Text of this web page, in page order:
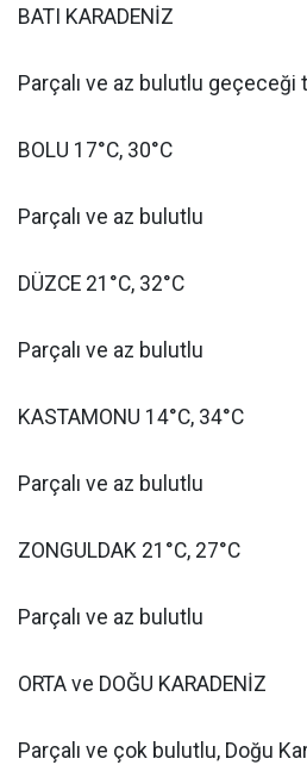
BATI KARADENİZ
Parçalı ve az bulutlu geçeceği
BOLU 17°C, 30°C
Parçalı ve az bulutlu
DÜZCE 21°C, 32°C
Parçalı ve az bulutlu
KASTAMONU 14°C, 34°C
Parçalı ve az bulutlu
ZONGULDAK 21°C, 27°C
Parçalı ve az bulutlu
ORTA ve DOĞU KARADENİZ
Parçalı ve çok bulutlu, Doğu